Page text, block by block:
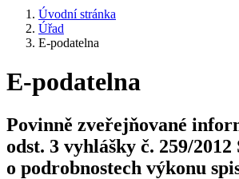
Úvodní stránka
Úřad
E-podatelna
E-podatelna
Povinně zveřejňované
odst. 3 vyhlášky č. 259/2012
o podrobnostech výkonu